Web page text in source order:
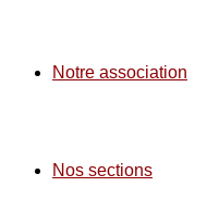
Notre association
Nos sections